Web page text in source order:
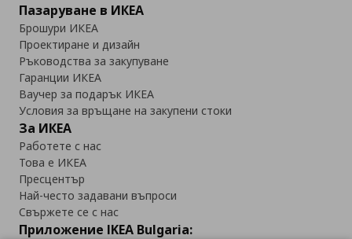
Пазаруване в ИКЕА
Брошури ИКЕА
Проектиране и дизайн
Ръководства за закупуване
Гаранции ИКЕА
Ваучер за подарък ИКЕА
Условия за връщане на закупени стоки
За ИКЕА
Работете с нас
Това е ИКЕА
Пресцентър
Най-често задавани въпроси
Свържете се с нас
Приложение IKEA Bulgaria: